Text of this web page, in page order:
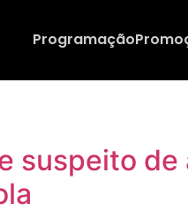
Programação
suspeito